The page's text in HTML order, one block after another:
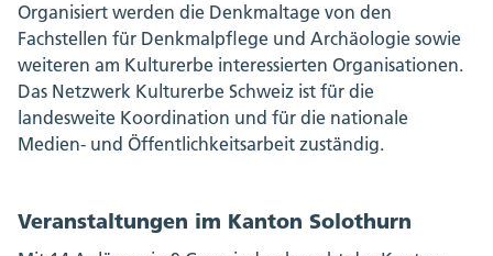
Organisiert werden die Denkmaltage von den
Fachstellen für Denkmalpflege und Archäologie sowie
weiteren am Kulturerbe interessierten Organisationen.
Das Netzwerk Kulturerbe Schweiz ist für die
landesweite Koordination und für die nationale
Medien- und Öffentlichkeitsarbeit zuständig.
Veranstaltungen im Kanton Solothurn